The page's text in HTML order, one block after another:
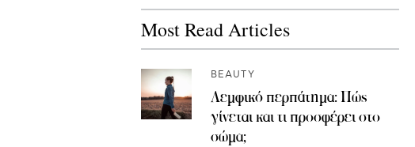
Most Read Articles
BEAUTY
Λεμφικό περπάτημα: Πώς
γίνεται και τι προσφέρει στο
σώμα;